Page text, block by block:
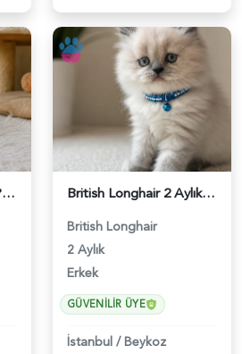
British Longhair Blue Point Erkek Yavrumuz - 4921 British Longhair 2 Aylık Erkek Yavrumuz - 5452
British Longhair
2 Aylık
Erkek
GÜVENILIR ÜYE
İstanbul /Beykoz